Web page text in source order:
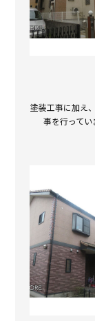
塗装工事に加え
事を行ってい